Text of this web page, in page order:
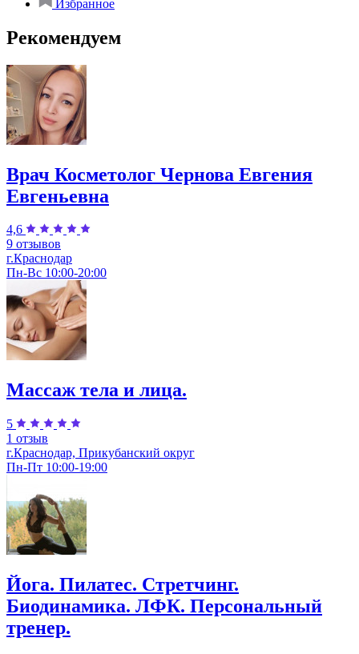
Избранное
Рекомендуем
Врач Косметолог Чернова Евгения
Евгеньевна
4,6
9 отзывов
г.Краснодар
Пн-Вс 10:00-20:00
Массаж тела и лица.
5
1 отзыв
г.Краснодар, Прикубанский округ
Пн-Пт 10:00-19:00
Йога. Пилатес. Стретчинг.
Биодинамика. ЛФК. Персональный
тренер.